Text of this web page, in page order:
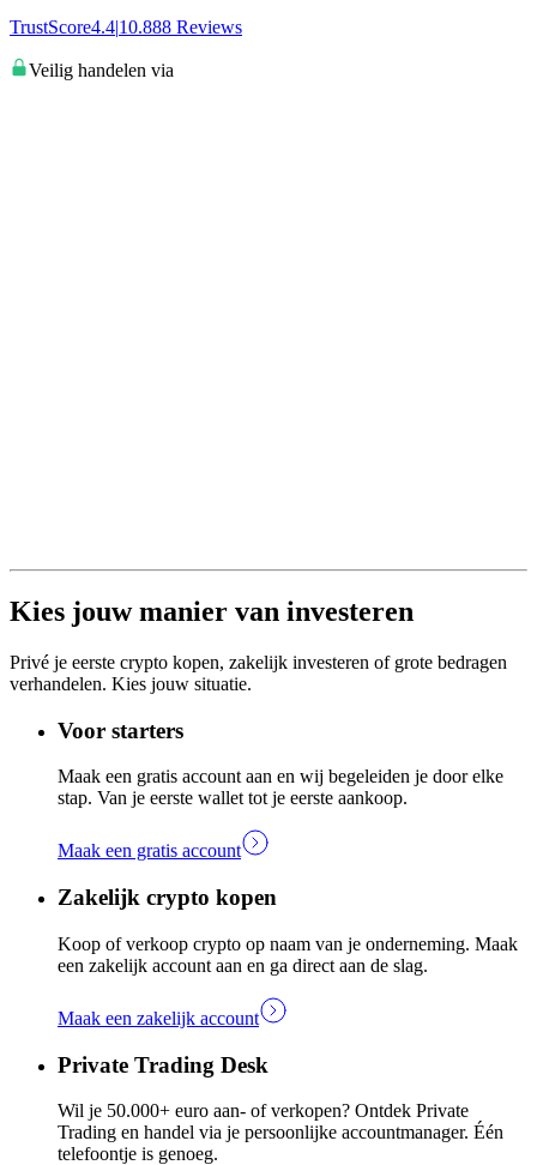
TrustScore4.4|10.888 Reviews
Veilig handelen via
Kies jouw manier van investeren
Privé je eerste crypto kopen, zakelijk investeren of grote bedragen
verhandelen. Kies jouw situatie.
Voor starters
Maak een gratis account aan en wij begeleiden je door elke
stap. Van je eerste wallet tot je eerste aankoop.
Maak een gratis account
Zakelijk crypto kopen
Koop of verkoop crypto op naam van je onderneming. Maak
een zakelijk account aan en ga direct aan de slag.
Maak een zakelijk account
Private Trading Desk
Wil je 50.000+ euro aan- of verkopen? Ontdek Private
Trading en handel via je persoonlijke accountmanager. Één
telefoontje is genoeg.